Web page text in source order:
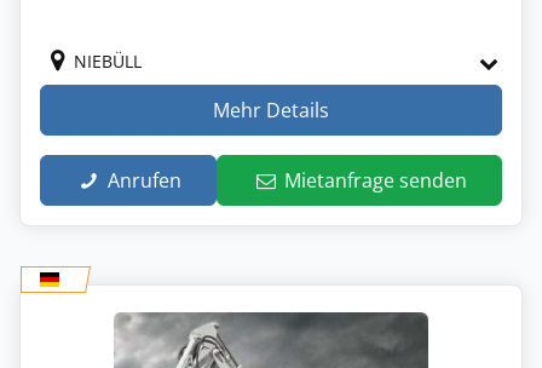
NIEBÜLL
Mehr Details
Anrufen Mietanfrage senden